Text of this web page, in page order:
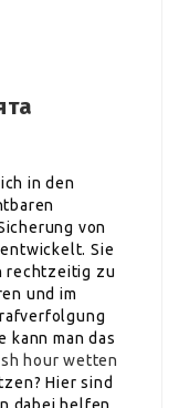
in den
von
Sie
rechtzeitig zu
und im
kann man das
hour wetten
Hier sind